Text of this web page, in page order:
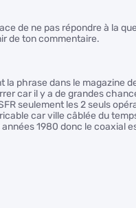
de ne pas répondre à la
de ton commentaire.
la phrase dans le magazine
car il y a de grandes
seulement les 2 seuls
car ville câblée du
1980 donc le coaxial